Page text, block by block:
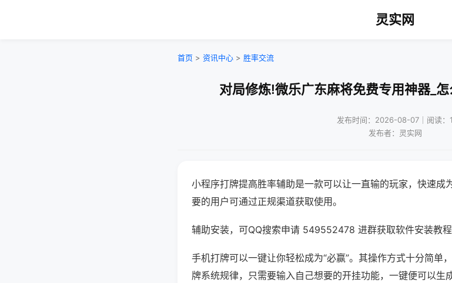
灵实网
首页 > 资讯中心 > 胜率交流
对局修炼!微乐广东麻将免费专用神器_
发布时间：2026-08-07｜阅读：1
发布者：灵实网
小程序打牌提高胜率辅助是一款可以让一直输的玩家，快速成
要的用户可通过正规渠道获取使用。
辅助安装，可QQ搜索申请 549552478 进群获取软件安装教程
手机打牌可以一键让你轻松成为“必赢”。其操作方式十分简单
牌系统规律，只需要输入自己想要的开挂功能，一键便可以生